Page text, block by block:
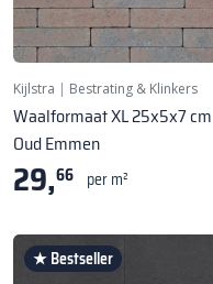
Kijlstra | Bestrating & Klinkers
Waalformaat XL 25x5x7 cm
Oud Emmen
29,66 per m²
★ Bestseller